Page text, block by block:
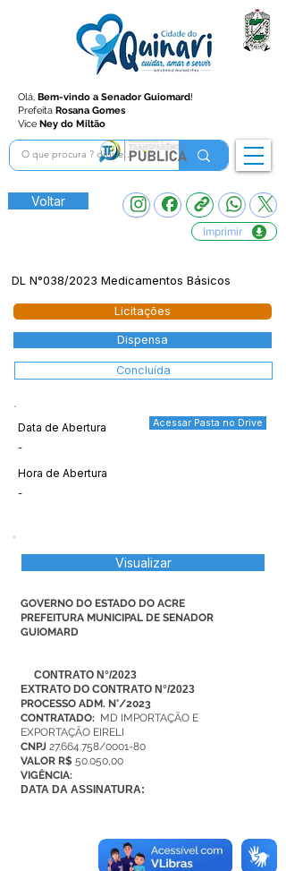
Olá, Bem-vindo a Senador Guiomard!
Prefeita Rosana Gomes
Vice Ney do Miltão
Voltar
Imprimir
DL N°038/2023 Medicamentos Básicos
Licitações
Dispensa
Concluída
Data de Abertura Acessar Pasta no Drive
-
Hora de Abertura
-
Visualizar
GOVERNO DO ESTADO DO ACRE
PREFEITURA MUNICIPAL DE SENADOR
GUIOMARD
CONTRATO N°/2023
EXTRATO DO CONTRATO N°/2023
PROCESSO ADM. N°/2023
CONTRATADO: MD IMPORTAÇÃO E
EXPORTAÇÃO EIRELI
CNPJ 27.664.758/0001-80
VALOR R$ 50.050,00
VIGÊNCIA:
DATA DA ASSINATURA: